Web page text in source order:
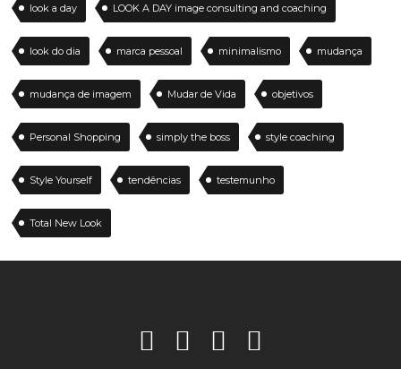
look a day LOOK A DAY image consulting and coaching
look do dia marca pessoal minimalismo mudança
mudança de imagem Mudar de Vida objetivos
Personal Shopping simply the boss style coaching
Style Yourself tendências testemunho
Total New Look